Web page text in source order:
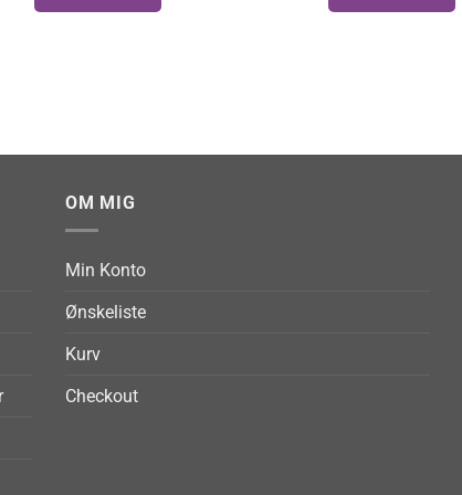
OM MIG
Min Konto
Ønskeliste
Kurv
Checkout